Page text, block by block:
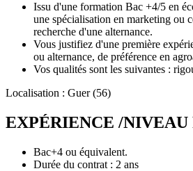
Issu d'une formation Bac +4/5 en
une spécialisation en marketing ou
recherche d'une alternance.
Vous justifiez d'une première
ou alternance, de préférence en
Vos qualités sont les suivantes :
Localisation : Guer (56)
EXPÉRIENCE /NIVEAU
Bac+4 ou équivalent.
Durée du contrat : 2 ans